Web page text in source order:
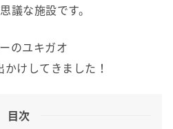
議な施設です。
のユキガオ
かけしてきました！
目次